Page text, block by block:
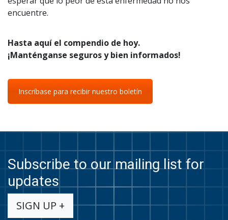
encuentre.
Hasta aquí el compendio de hoy.
¡Manténganse seguros y bien informados!
Inscríbase para recibir nuestro boletín
Subscribe to our mailing list for
updates
SIGN UP +